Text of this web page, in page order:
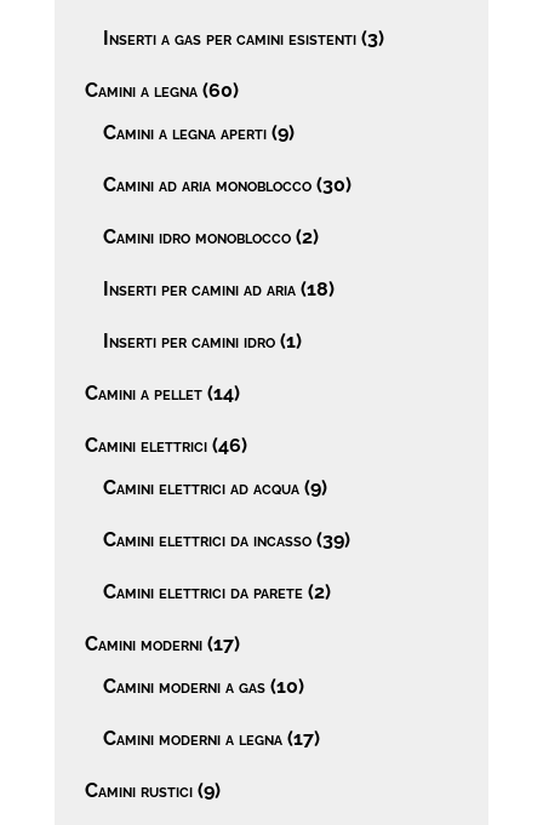
Inserti a gas per camini esistenti (3)
Camini a legna (60)
Camini a legna aperti (9)
Camini ad aria monoblocco (30)
Camini idro monoblocco (2)
Inserti per camini ad aria (18)
Inserti per camini idro (1)
Camini a pellet (14)
Camini elettrici (46)
Camini elettrici ad acqua (9)
Camini elettrici da incasso (39)
Camini elettrici da parete (2)
Camini moderni (17)
Camini moderni a gas (10)
Camini moderni a legna (17)
Camini rustici (9)